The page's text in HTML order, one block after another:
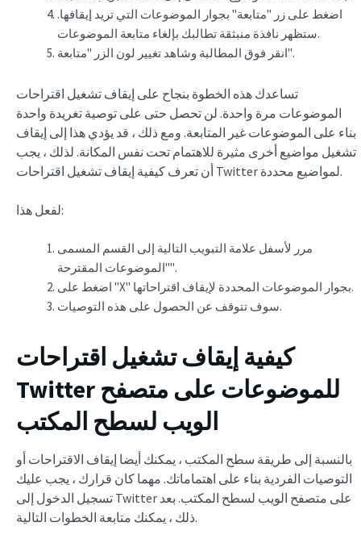
اضغط على زر "متابعة" بجوار الموضوعات التي تريد إيقافها.
ستظهر نافذة منبثقة تطالبك بإلغاء متابعة الموضوعات.
انقر فوق المطالبة وشاهد تغيير لون الزر "متابعة".
تساعدك هذه الخطوة بنجاح على إيقاف تشغيل اقتراحات
الموضوعات مرة واحدة. لن تحصل حتى على توصية تغريدة واحدة
بناء على الموضوعات غير المتابعة. ومع ذلك ، قد يؤدي هذا إلى إيقاف
تشغيل مواضيع أخرى مثيرة للاهتمام تحت نفس المكانة. لذلك ، يجب
أن تعرف كيفية إيقاف تشغيل اقتراحات Twitter لمواضيع محددة.
لفعل هذا:
مرر لأسفل علامة التبويب التالية إلى القسم المسمى
"الموضوعات المقترحة".
اضغط على "X" بجوار الموضوعات المحددة لإيقاف اقتراحاتها.
سوف تتوقف عن الحصول على هذه التوصيات.
كيفية إيقاف تشغيل اقتراحات
Twitter
الويب لسطح المكتب
بالنسبة إلى طريقة سطح المكتب ، يمكنك أيضا إيقاف الاقتراحات أو
التوصيات الفردية بناء على اهتماماتك. مهما كان قرارك ، يجب عليك
تسجيل الدخول إلى Twitter على متصفح الويب لسطح المكتب. بعد
ذلك ، يمكنك متابعة الخطوات التالية.